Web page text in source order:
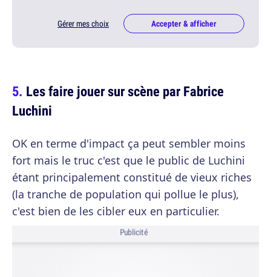
Gérer mes choix Accepter & afficher
Les faire jouer sur scène par Fabrice
Luchini
OK en terme d'impact ça peut sembler moins
fort mais le truc c'est que le public de Luchini
étant principalement constitué de vieux riches
(la tranche de population qui pollue le plus),
c'est bien de les cibler eux en particulier.
Publicité